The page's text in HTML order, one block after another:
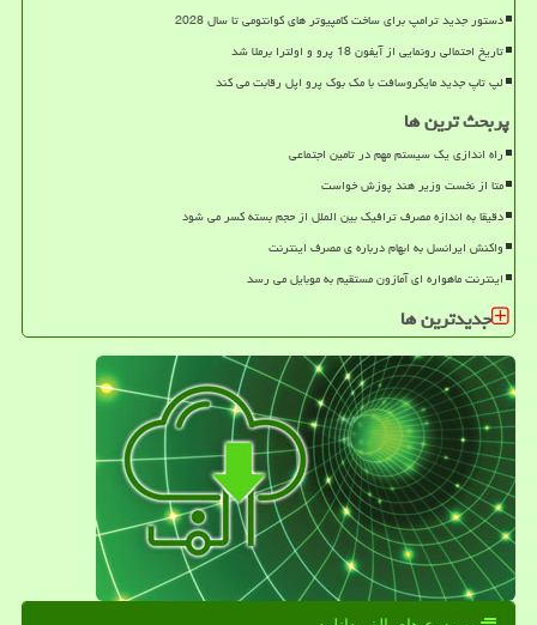
دستور جدید ترامپ برای ساخت کامپیوتر های کوانتومی تا سال 2028
تاریخ احتمالی رونمایی از آیفون 18 پرو و اولترا برملا شد
لپ تاپ جدید مایکروسافت با مک بوک پرو اپل رقابت می کند
پربحث ترین ها
راه اندازی یک سیستم مهم در تامین اجتماعی
متا از نخست وزیر هند پوزش خواست
دقیقا به اندازه مصرف ترافیک بین الملل از حجم بسته کسر می شود
واکنش ایرانسل به ابهام درباره ی مصرف اینترنت
اینترنت ماهواره ای آمازون مستقیم به موبایل می رسد
جدیدترین ها